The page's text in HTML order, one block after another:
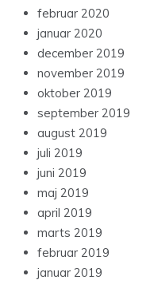
februar 2020
januar 2020
december 2019
november 2019
oktober 2019
september 2019
august 2019
juli 2019
juni 2019
maj 2019
april 2019
marts 2019
februar 2019
januar 2019